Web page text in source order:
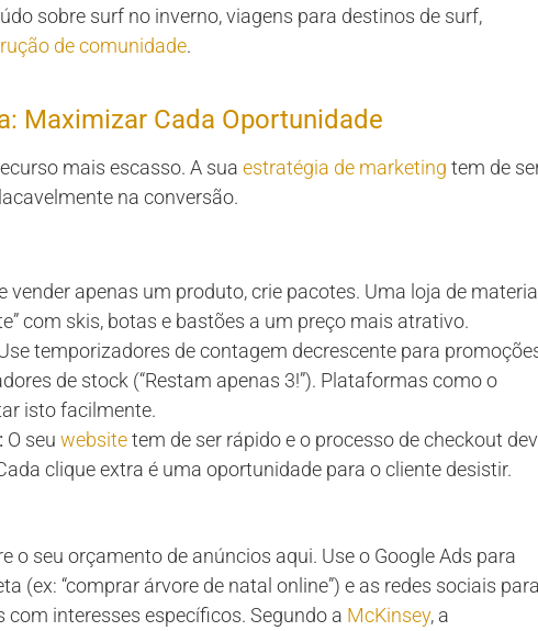
sobre surf no inverno, viagens para destinos de surf,
de comunidade.
Maximizar Cada Oportunidade
mais escasso. A sua estratégia de marketing tem de
na conversão.
vender apenas um produto, crie pacotes. Uma loja de
com skis, botas e bastões a um preço mais atrativo.
temporizadores de contagem decrescente para
de stock (“Restam apenas 3!”). Plataformas como o
isto facilmente.
O seu websitetem de ser rápido e o processo de checkout
clique extra é uma oportunidade para o cliente desistir.
o seu orçamento de anúncios aqui. Use o Google Ads para
(ex: “comprar árvore de natal online”) e as redes sociais para
interesses específicos. Segundo a McKinsey, a